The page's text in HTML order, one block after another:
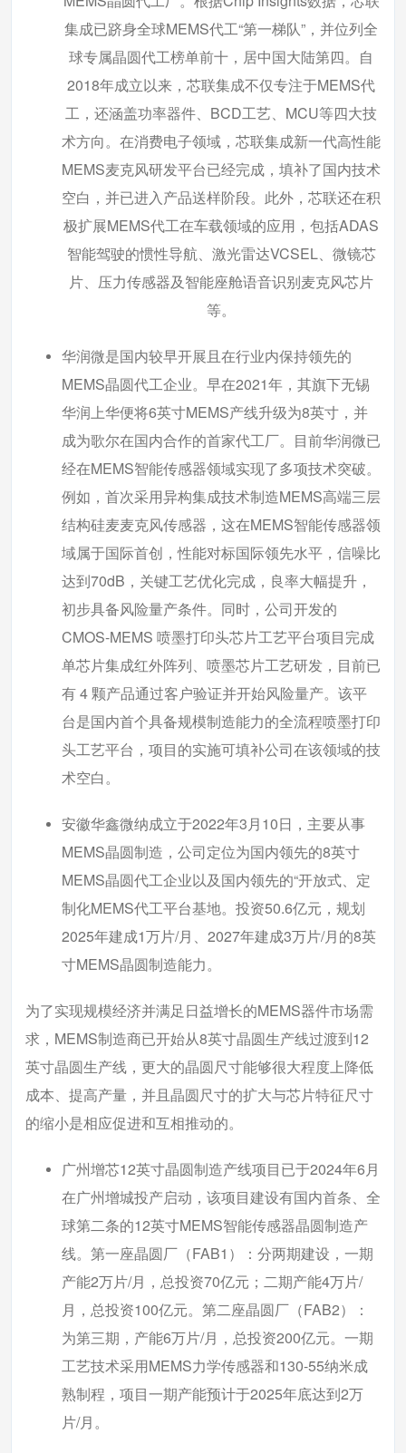
集成已跻身全球MEMS代工“第一梯队”，并位列全
球专属晶圆代工榜单前十，居中国大陆第四。自
2018年成立以来，芯联集成不仅专注于MEMS代
工，还涵盖功率器件、BCD工艺、MCU等四大技
术方向。在消费电子领域，芯联集成新一代高性能
MEMS麦克风研发平台已经完成，填补了国内技术
空白，并已进入产品送样阶段。此外，芯联还在积
极扩展MEMS代工在车载领域的应用，包括ADAS
智能驾驶的惯性导航、激光雷达VCSEL、微镜芯
片、压力传感器及智能座舱语音识别麦克风芯片
等。
华润微是国内较早开展且在行业内保持领先的
MEMS晶圆代工企业。早在2021年，其旗下无锡
华润上华便将6英寸MEMS产线升级为8英寸，并
成为歌尔在国内合作的首家代工厂。目前华润微已
经在MEMS智能传感器领域实现了多项技术突破。
例如，首次采用异构集成技术制造MEMS高端三层
结构硅麦麦克风传感器，这在MEMS智能传感器领
域属于国际首创，性能对标国际领先水平，信噪比
达到70dB，关键工艺优化完成，良率大幅提升，
初步具备风险量产条件。同时，公司开发的
CMOS-MEMS 喷墨打印头芯片工艺平台项目完成
单芯片集成红外阵列、喷墨芯片工艺研发，目前已
有 4 颗产品通过客户验证并开始风险量产。该平
台是国内首个具备规模制造能力的全流程喷墨打印
头工艺平台，项目的实施可填补公司在该领域的技
术空白。
安徽华鑫微纳成立于2022年3月10日，主要从事
MEMS晶圆制造，公司定位为国内领先的8英寸
MEMS晶圆代工企业以及国内领先的“开放式、定
制化MEMS代工平台基地。投资50.6亿元，规划
2025年建成1万片/月、2027年建成3万片/月的8英
寸MEMS晶圆制造能力。
为了实现规模经济并满足日益增长的MEMS器件市场需
求，MEMS制造商已开始从8英寸晶圆生产线过渡到12
英寸晶圆生产线，更大的晶圆尺寸能够很大程度上降低
成本、提高产量，并且晶圆尺寸的扩大与芯片特征尺寸
的缩小是相应促进和互相推动的。
广州增芯12英寸晶圆制造产线项目已于2024年6月
在广州增城投产启动，该项目建设有国内首条、全
球第二条的12英寸MEMS智能传感器晶圆制造产
线。第一座晶圆厂（FAB1）：分两期建设，一期
产能2万片/月，总投资70亿元；二期产能4万片/
月，总投资100亿元。第二座晶圆厂（FAB2）：
为第三期，产能6万片/月，总投资200亿元。一期
工艺技术采用MEMS力学传感器和130-55纳米成
熟制程，项目一期产能预计于2025年底达到2万
片/月。